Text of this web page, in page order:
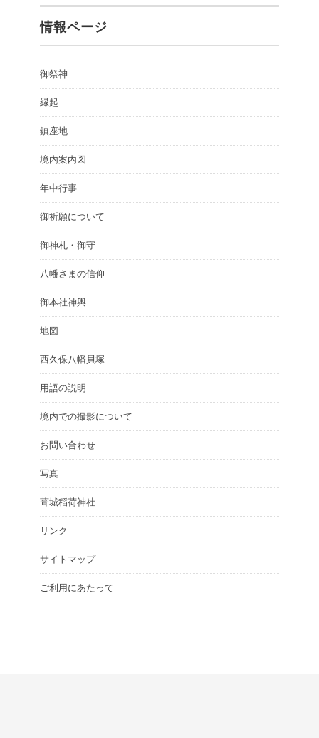
情報ページ
御祭神
縁起
鎮座地
境内案内図
年中行事
御祈願について
御神札・御守
八幡さまの信仰
御本社神輿
地図
西久保八幡貝塚
用語の説明
境内での撮影について
お問い合わせ
写真
葺城稻荷神社
リンク
サイトマップ
ご利用にあたって